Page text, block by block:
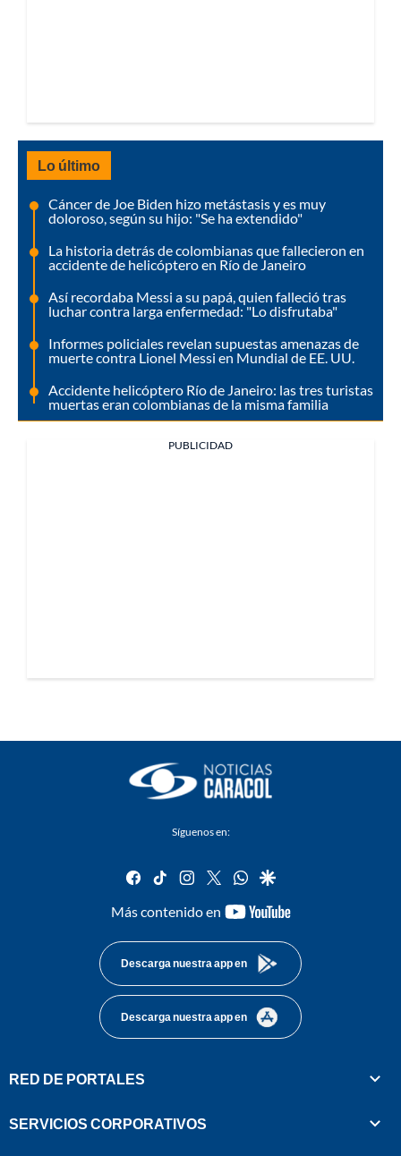
Lo último
Cáncer de Joe Biden hizo metástasis y es muy
doloroso, según su hijo: "Se ha extendido"
La historia detrás de colombianas que fallecieron en
accidente de helicóptero en Río de Janeiro
Así recordaba Messi a su papá, quien falleció tras
luchar contra larga enfermedad: "Lo disfrutaba"
Informes policiales revelan supuestas amenazas de
muerte contra Lionel Messi en Mundial de EE. UU.
Accidente helicóptero Río de Janeiro: las tres turistas
muertas eran colombianas de la misma familia
PUBLICIDAD
Síguenos en:
facebook
tiktok instagram
twitterwhatsapp
google
Más contenido en
youtube-
Descarga nuestra app en
Descarga nuestra app en
RED DE PORTALES
SERVICIOS CORPORATIVOS